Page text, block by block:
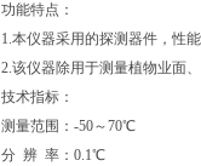
功能特点：
1.本仪器采用的探测器件，性
2.该仪器除用于测量植物业面
技术指标：
测量范围：-50～70℃
分 辨 率：0.1℃